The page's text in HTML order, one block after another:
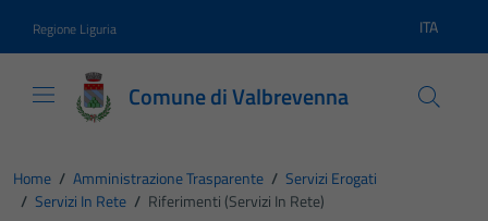
Regione Liguria Lingua
ITA
Comune di Valbrevenna
Home / Amministrazione Trasparente / Servizi Erogati
/ Servizi In Rete / Riferimenti (Servizi In Rete)